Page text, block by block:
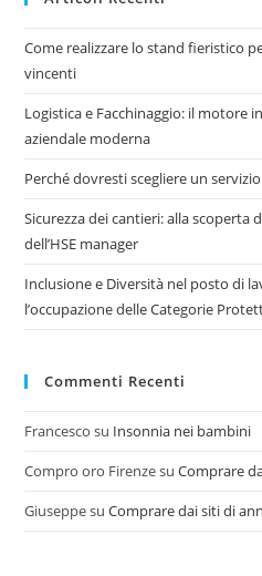
Come realizzare lo stand fieristico
vincenti
Logistica e Facchinaggio: il motore
aziendale moderna
Perché dovresti scegliere un
Sicurezza dei cantieri: alla scoperta
dell’HSE manager
Inclusione e Diversità nel posto di
l’occupazione delle Categorie
Commenti Recenti
Francesco su Insonnia nei bambini
Compro oro FirenzesuComprare
GiuseppesuComprare dai siti di